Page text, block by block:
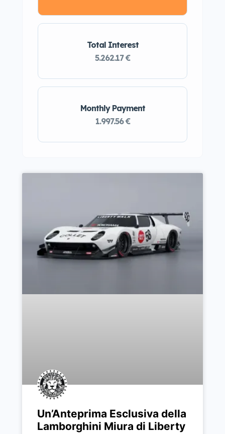
Monthly Payment
1.997.56 €
Total Interest
5.262.17 €
Un’Anteprima Esclusiva della
Lamborghini Miura di Liberty